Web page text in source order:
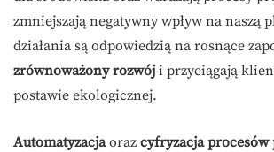
zmniejszają negatywny wpływ na naszą
działania są odpowiedzią na rosnące
zrównoważony rozwój i przyciągają
postawie ekologicznej.
Automatyzacjaoraz cyfryzacja